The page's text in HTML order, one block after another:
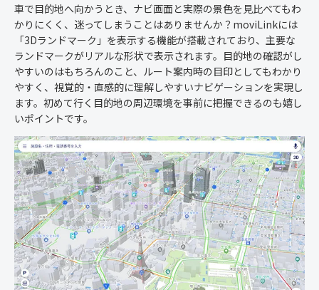
車で目的地へ向かうとき、ナビ画面と実際の景色を見比べてもわ
かりにくく、迷ってしまうことはありませんか？moviLinkには
「3Dランドマーク」を表示する機能が搭載されており、主要な
ランドマークがリアルな形状で表示されます。目的地の確認がし
やすいのはもちろんのこと、ルート案内時の目印としてもわかり
やすく、視覚的・直感的に理解しやすいナビゲーションを実現し
ます。初めて行く目的地の周辺環境を事前に把握できるのも嬉し
いポイントです。